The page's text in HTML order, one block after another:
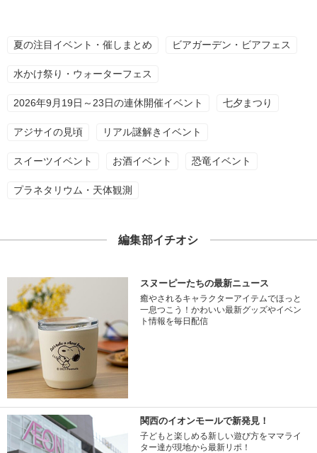
夏の注目イベント・催しまとめ ビアガーデン・ビアフェス
水かけ祭り・ウォーターフェス
2026年9月19日～23日の連休開催イベント 七夕まつり
アジサイの見頃 リアル謎解きイベント
スイーツイベント お酒イベント 恐竜イベント
プラネタリウム・天体観測
編集部イチオシ
スヌーピーたちの最新ニュース
癒やされるキャラクターアイテムでほっと
一息つこう！かわいい最新グッズやイベン
ト情報を毎日配信
関西のイオンモールで新発見！
子どもと楽しめる新しい遊び方をママライ
ター達が現地から最新リポ！